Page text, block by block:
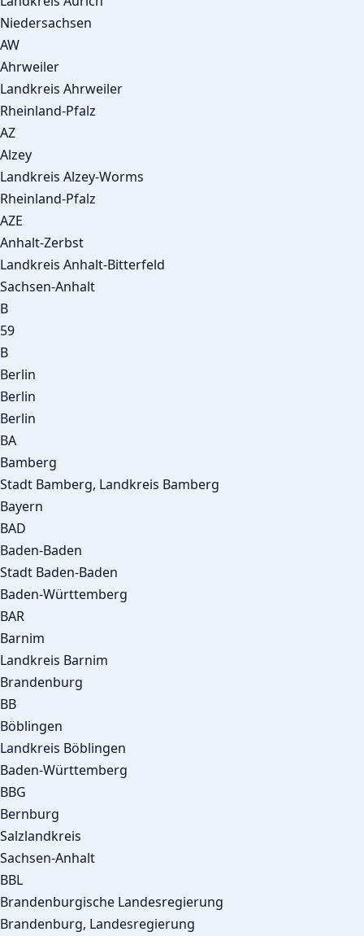
Niedersachsen
AW
Ahrweiler
Landkreis Ahrweiler
Rheinland-Pfalz
AZ
Alzey
Landkreis Alzey-Worms
Rheinland-Pfalz
AZE
Anhalt-Zerbst
Landkreis Anhalt-Bitterfeld
Sachsen-Anhalt
B
59
B
Berlin
Berlin
Berlin
BA
Bamberg
Stadt Bamberg, Landkreis Bamberg
Bayern
BAD
Baden-Baden
Stadt Baden-Baden
Baden-Württemberg
BAR
Barnim
Landkreis Barnim
Brandenburg
BB
Böblingen
Landkreis Böblingen
Baden-Württemberg
BBG
Bernburg
Salzlandkreis
Sachsen-Anhalt
BBL
Brandenburgische Landesregierung
Brandenburg, Landesregierung